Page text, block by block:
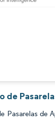
de
Pasarelas de